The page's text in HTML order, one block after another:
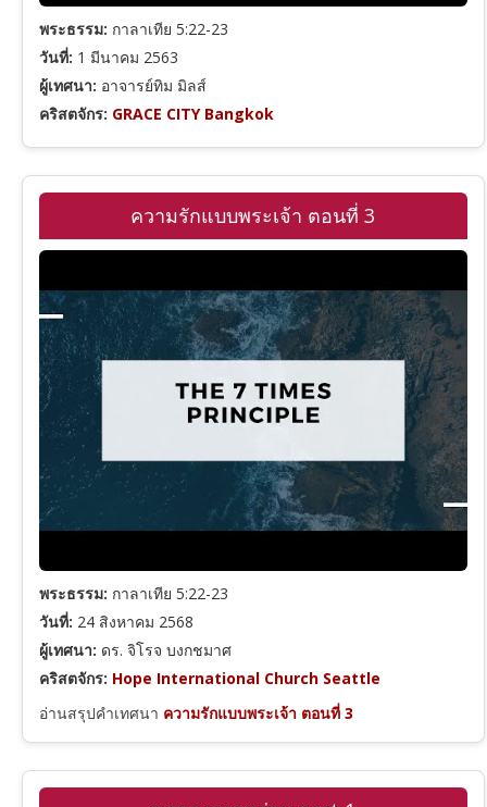
พระธรรม: กาลาเทีย 5:22-23
วันที่: 1 มีนาคม 2563
ผู้เทศนา: อาจารย์ทิม มิลส์
คริสตจักร: GRACE CITY Bangkok
ความรักแบบพระเจ้า ตอนที่ 3
พระธรรม: กาลาเทีย 5:22-23
วันที่: 24 สิงหาคม 2568
ผู้เทศนา: ดร. จิโรจ บงกชมาศ
คริสตจักร: Hope International Church Seattle
อ่านสรุปคำเทศนา ความรักแบบพระเจ้า ตอนที่ 3